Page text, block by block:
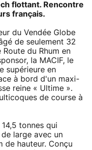
flottant. Rencontre
français.
du Vendée Globe
de seulement 32
du Rhum en
la MACIF, le
supérieure en
à bord d'un maxi-
reine « Ultime ».
de course à
tonnes qui
large avec un
de hauteur. Conçu